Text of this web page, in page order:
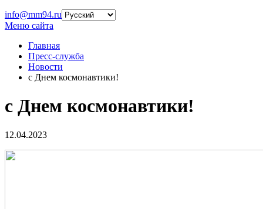
info@mm94.ru
Меню сайта
Главная
Пресс-служба
Новости
с Днем космонавтики!
с Днем космонавтики!
12.04.2023